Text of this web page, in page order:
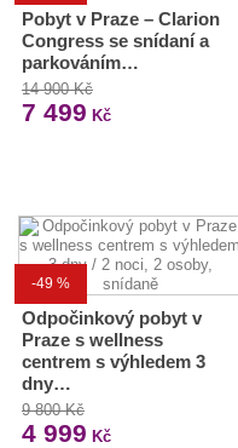
Pobyt v Praze – Clarion
Congress se snídaní a
parkováním…
14 900 Kč
7 499 Kč
-49 %
Odpočinkový pobyt v
Praze s wellness
centrem s výhledem 3
dny…
9 800 Kč
4 999 Kč